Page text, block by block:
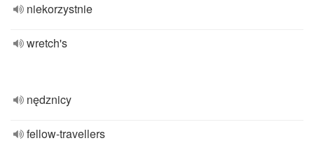
niekorzystnie
wretch's
nędznicy
fellow-travellers